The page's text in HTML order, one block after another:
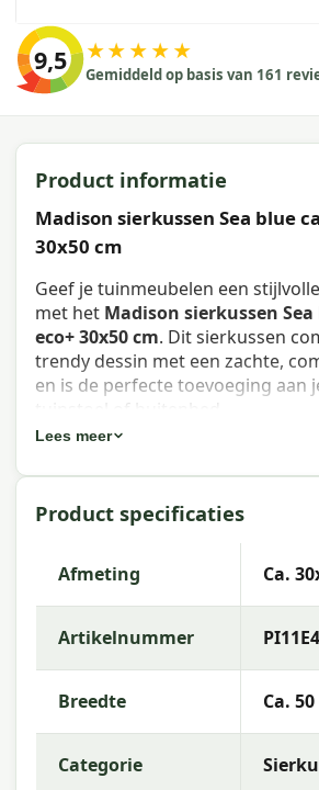
9,5 ★★★★★
Gemiddeld op basis van 161
Product informatie
Madison sierkussen Sea blue
30x50 cm
Geef je tuinmeubelen een
met het Madison sierkussen
eco+ 30x50 cm. Dit sierkussen
trendy dessin met een zachte,
en is de perfecte toevoeging aan
tuinstoel of buitenbed.
Artikelnummer:
EAN:8713229332136
Afmeting:Ca. 30x50 cm
Stof:75% Cotton 20% Polyester
(100% recycling)
Lees meer
Product specificaties
Afmeting Ca.
Artikelnummer
Breedte Ca.
Categorie